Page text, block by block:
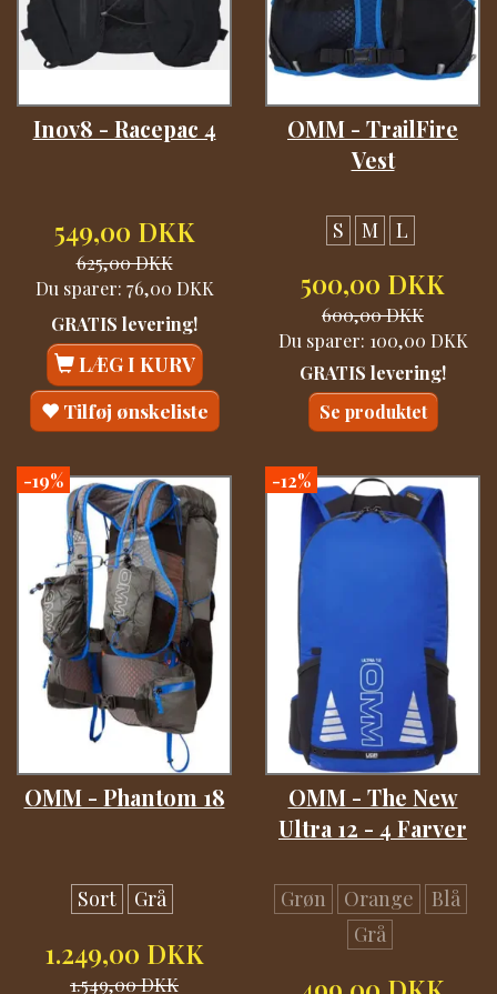
Inov8 - Racepac 4
549,00 DKK
625,00 DKK
Du sparer: 76,00 DKK
GRATIS levering!
LÆG I KURV
Tilføj ønskeliste
OMM - TrailFire
Vest
S M L
500,00 DKK
600,00 DKK
Du sparer: 100,00 DKK
GRATIS levering!
Se produktet
-19%
OMM - Phantom 18
Sort Grå
1.249,00 DKK
1.549,00 DKK
-12%
OMM - The New
Ultra 12 - 4 Farver
Grøn Orange
Blå
Grå